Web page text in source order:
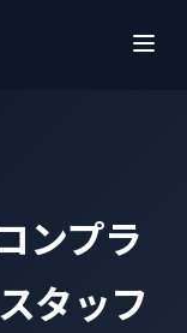
ンプラ
タッフ